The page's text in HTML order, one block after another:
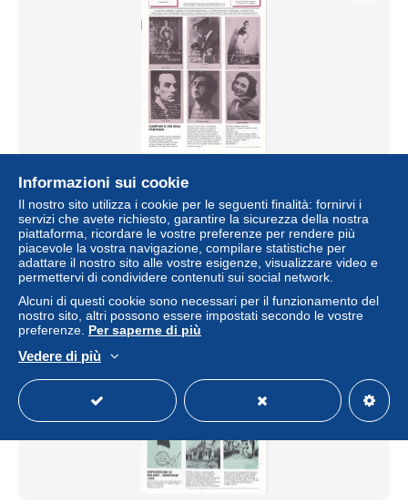
LA CARTOLINA N.38 - Rivista 1989 - Campari Boccasile
Arti a Monza Napoli
± 4,61 USD
Stato Professionista
Nuovo
Informazioni sui cookie
Il nostro sito utilizza i cookie per le seguenti finalità: fornirvi i
servizi che avete richiesto, garantire la sicurezza della nostra
piattaforma, ricordare le vostre preferenze per rendere più
piacevole la vostra navigazione, compilare statistiche per
adattare il nostro sito alle vostre esigenze, visualizzare video e
permettervi di condividere contenuti sui social network.
Alcuni di questi cookie sono necessari per il funzionamento del
nostro sito, altri possono essere impostati secondo le vostre
preferenze. Per saperne di più
Vedere di più